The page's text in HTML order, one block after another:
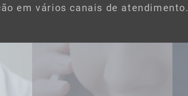
em vários canais de atendimento.